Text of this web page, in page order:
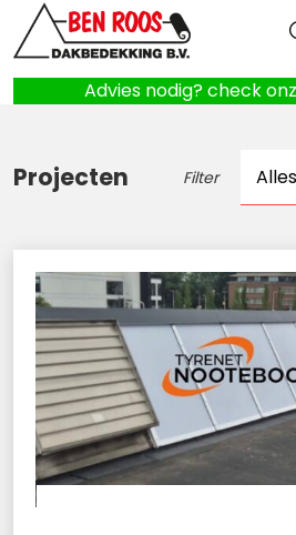
Advies nodig? check
Projecten Filter